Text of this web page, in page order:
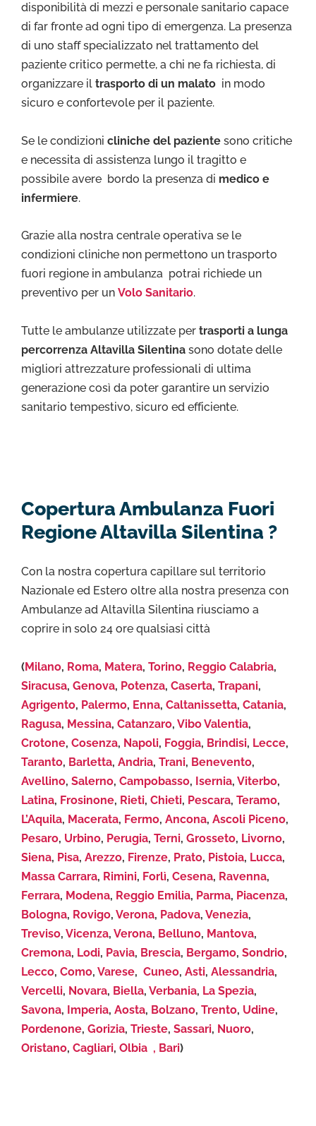
disponibilità di mezzi e personale sanitario capace
di far fronte ad ogni tipo di emergenza. La presenza
di uno staff specializzato nel trattamento del
paziente critico permette, a chi ne fa richiesta, di
organizzare il trasporto di un malato in modo
sicuro e confortevole per il paziente.
Se le condizioni cliniche del paziente sono critiche
e necessita di assistenza lungo il tragitto e
possibile avere bordo la presenza di medico e
infermiere.
Grazie alla nostra centrale operativa se le
condizioni cliniche non permettono un trasporto
fuori regione in ambulanza potrai richiede un
preventivo per un Volo Sanitario.
Tutte le ambulanze utilizzate per trasporti a lunga
percorrenza Altavilla Silentina sono dotate delle
migliori attrezzature professionali di ultima
generazione così da poter garantire un servizio
sanitario tempestivo, sicuro ed efficiente.
Copertura Ambulanza Fuori
Regione Altavilla Silentina ?
Con la nostra copertura capillare sul territorio
Nazionale ed Estero oltre alla nostra presenza con
Ambulanze ad Altavilla Silentina riusciamo a
coprire in solo 24 ore qualsiasi città
(Milano, Roma, Matera, Torino, Reggio Calabria,
Siracusa, Genova, Potenza, Caserta, Trapani,
Agrigento, Palermo, Enna, Caltanissetta, Catania,
Ragusa, Messina, Catanzaro, Vibo Valentia,
Crotone, Cosenza, Napoli, Foggia, Brindisi, Lecce,
Taranto, Barletta, Andria, Trani, Benevento,
Avellino, Salerno, Campobasso, Isernia, Viterbo,
Latina, Frosinone, Rieti, Chieti, Pescara, Teramo,
L’Aquila, Macerata, Fermo, Ancona, Ascoli Piceno,
Pesaro, Urbino, Perugia, Terni, Grosseto, Livorno,
Siena, Pisa, Arezzo, Firenze, Prato, Pistoia, Lucca,
Massa Carrara, Rimini, Forlì, Cesena, Ravenna,
Ferrara, Modena, Reggio Emilia, Parma, Piacenza,
Bologna, Rovigo, Verona, Padova, Venezia,
Treviso, Vicenza, Verona, Belluno, Mantova,
Cremona, Lodi, Pavia, Brescia, Bergamo, Sondrio,
Lecco, Como, Varese, Cuneo, Asti, Alessandria,
Vercelli, Novara, Biella, Verbania, La Spezia,
Savona, Imperia, Aosta, Bolzano, Trento, Udine,
Pordenone, Gorizia, Trieste, Sassari, Nuoro,
Oristano, Cagliari, Olbia , Bari)